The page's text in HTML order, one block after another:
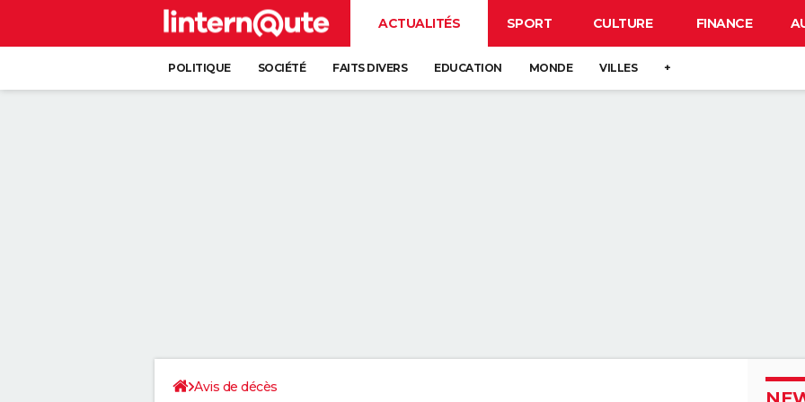
ACTUALITÉS SPORT CULTURE FINANCE
POLITIQUE SOCIÉTÉ FAITS DIVERS EDUCATION MONDE VILLES +
Avis de décès